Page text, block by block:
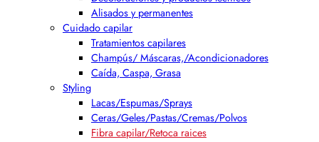
Alisados y permanentes
Cuidado capilar
Tratamientos capilares
Champús/ Máscaras,/Acondicionadores
Caída, Caspa, Grasa
Styling
Lacas/Espumas/Sprays
Ceras/Geles/Pastas/Cremas/Polvos
Fibra capilar/Retoca raices